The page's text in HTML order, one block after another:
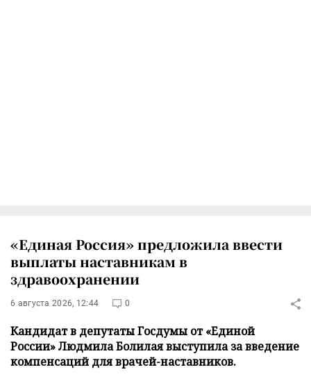
«Единая Россия» предложила ввести
выплаты наставникам в
здравоохранении
6 августа 2026, 12:44 0
Кандидат в депутаты Госдумы от «Единой
России» Людмила Болилая выступила за введение
компенсаций для врачей-наставников.